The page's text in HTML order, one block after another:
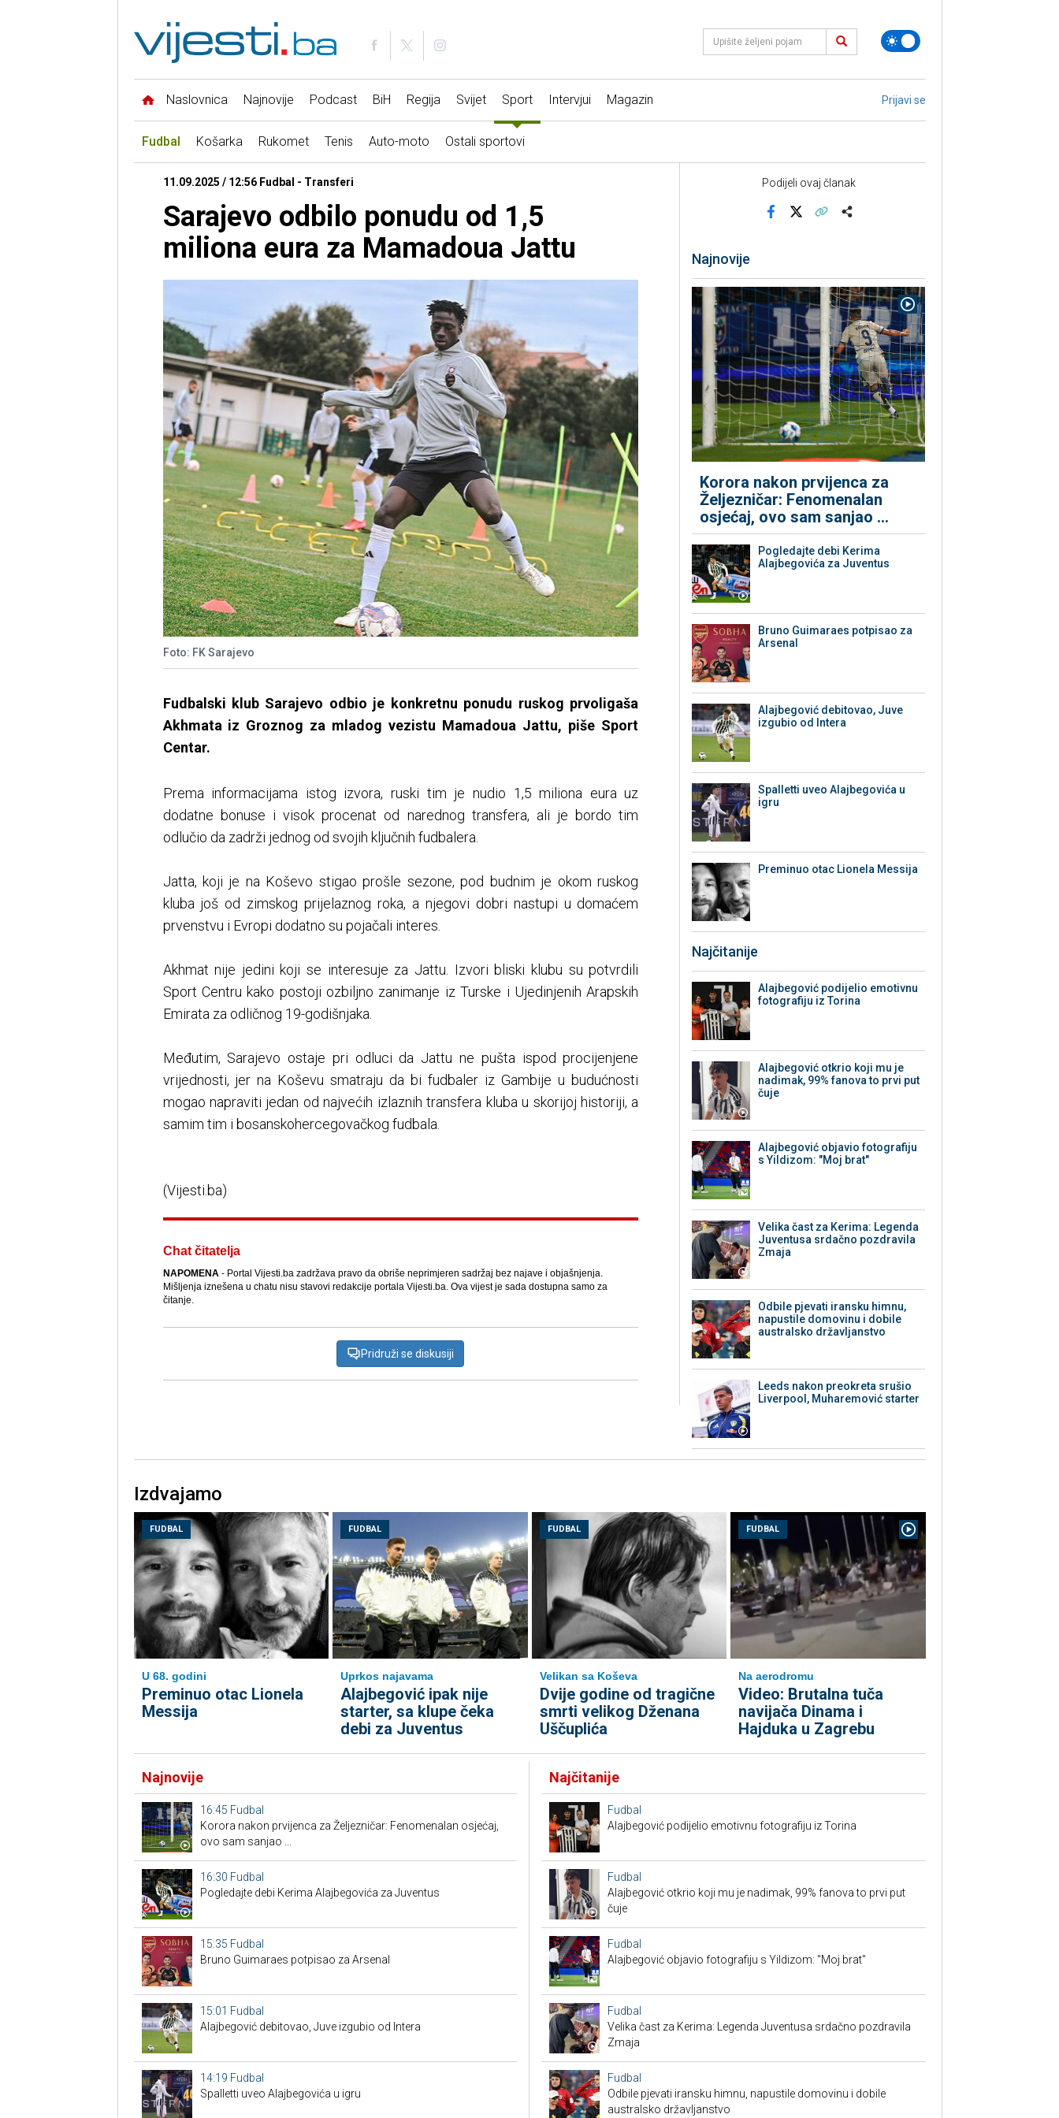
Naslovnica Najnovije Podcast BiH Regija Svijet Sport Intervjui Magazin Prijavi se
Fudbal Košarka Rukomet Tenis Auto-moto Ostali sportovi
11.09.2025 / 12:56 Fudbal - Transferi
Sarajevo odbilo ponudu od 1,5
miliona eura za Mamadoua Jattu
Foto: FK Sarajevo
Fudbalski klub Sarajevo odbio je konkretnu ponudu ruskog prvoligaša
Akhmata iz Groznog za mladog vezistu Mamadoua Jattu, piše Sport
Centar.
Prema informacijama istog izvora, ruski tim je nudio 1,5 miliona eura uz
dodatne bonuse i visok procenat od narednog transfera, ali je bordo tim
odlučio da zadrži jednog od svojih ključnih fudbalera.
Jatta, koji je na Koševo stigao prošle sezone, pod budnim je okom ruskog
kluba još od zimskog prijelaznog roka, a njegovi dobri nastupi u domaćem
prvenstvu i Evropi dodatno su pojačali interes.
Akhmat nije jedini koji se interesuje za Jattu. Izvori bliski klubu su potvrdili
Sport Centru kako postoji ozbiljno zanimanje iz Turske i Ujedinjenih Arapskih
Emirata za odličnog 19-godišnjaka.
Međutim, Sarajevo ostaje pri odluci da Jattu ne pušta ispod procijenjene
vrijednosti, jer na Koševu smatraju da bi fudbaler iz Gambije u budućnosti
mogao napraviti jedan od najvećih izlaznih transfera kluba u skorijoj historiji, a
samim tim i bosanskohercegovačkog fudbala.
(Vijesti.ba)
Chat čitatelja
NAPOMENA- Portal Vijesti.ba zadržava pravo da obriše neprimjeren sadržaj bez najave i objašnjenja.
Mišljenja iznešena u chatu nisu stavovi redakcije portala Vijesti.ba. Ova vijest je sada dostupna samo za
čitanje.
Pridruži se diskusiji
Podijeli ovaj članak
Najnovije
Korora nakon prvijenca za
Željezničar: Fenomenalan
osjećaj, ovo sam sanjao ...
Pogledajte debi Kerima
Alajbegovića za Juventus
Bruno Guimaraes potpisao za
Arsenal
Alajbegović debitovao, Juve
izgubio od Intera
Spalletti uveo Alajbegovića u
igru
Preminuo otac Lionela Messija
Najčitanije
Alajbegović podijelio emotivnu
fotografiju iz Torina
Alajbegović otkrio koji mu je
nadimak, 99% fanova to prvi put
čuje
Alajbegović objavio fotografiju
s Yildizom: "Moj brat"
Velika čast za Kerima: Legenda
Juventusa srdačno pozdravila
Zmaja
Odbile pjevati iransku himnu,
napustile domovinu i dobile
australsko državljanstvo
Leeds nakon preokreta srušio
Liverpool, Muharemović starter
Izdvajamo
FUDBAL
U 68. godini
Preminuo otac Lionela
Messija
FUDBAL
Uprkos najavama
Alajbegović ipak nije
starter, sa klupe čeka
debi za Juventus
FUDBAL
Velikan sa Koševa
Dvije godine od tragične
smrti velikog Dženana
Uščuplića
FUDBAL
Na aerodromu
Video: Brutalna tuča
navijača Dinama i
Hajduka u Zagrebu
Najnovije
16:45 Fudbal
Korora nakon prvijenca za Željezničar: Fenomenalan osjećaj,
ovo sam sanjao ...
16:30 Fudbal
Pogledajte debi Kerima Alajbegovića za Juventus
15:35 Fudbal
Bruno Guimaraes potpisao za Arsenal
15:01 Fudbal
Alajbegović debitovao, Juve izgubio od Intera
14:19 Fudbal
Spalletti uveo Alajbegovića u igru
Najčitanije
Fudbal
Alajbegović podijelio emotivnu fotografiju iz Torina
Fudbal
Alajbegović otkrio koji mu je nadimak, 99% fanova to prvi put
čuje
Fudbal
Alajbegović objavio fotografiju s Yildizom: "Moj brat"
Fudbal
Velika čast za Kerima: Legenda Juventusa srdačno pozdravila
Zmaja
Fudbal
Odbile pjevati iransku himnu, napustile domovinu i dobile
australsko državljanstvo